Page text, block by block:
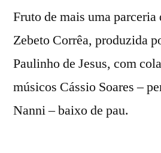
Fruto de mais uma parceria
Zebeto Corrêa, produzida
Paulinho de Jesus, com
músicos Cássio Soares –
Nanni – baixo de pau.